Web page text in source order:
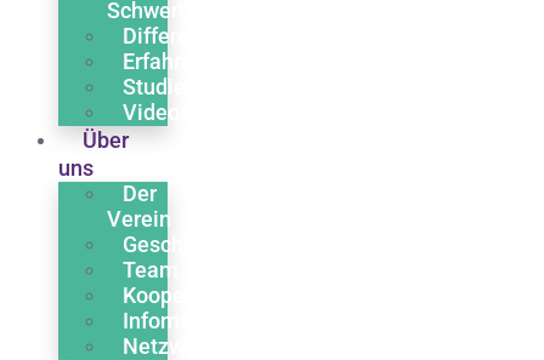
Schwerbehinderung
Differentialdiagnose
Erfahrungsberichte
Studien
Videos
Über
uns
Der
Verein
Geschichte
Team
Kooperationen
Infomaterial
Netzwerk